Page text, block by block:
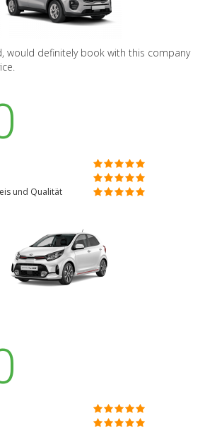
would definitely book with this company
und Qualität